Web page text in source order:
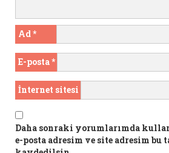
Ad*
E-posta*
İnternet sitesi
Daha sonraki yorumlarımda
e-posta adresim ve site adresim bu